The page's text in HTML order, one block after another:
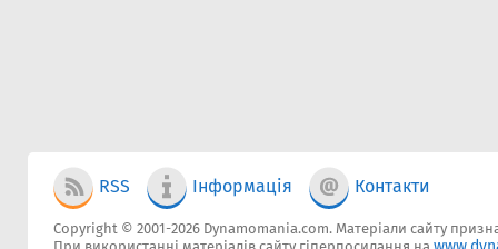
RSS Інформація Контакти
Copyright © 2001-2026 Dynamomania.com. Матеріали сайту